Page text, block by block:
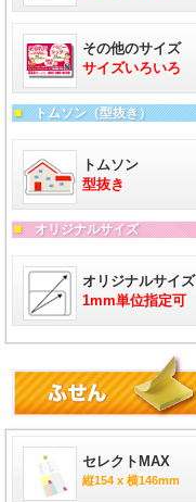
その他のサイズ
サイズいろいろ
■トムソン（型抜き）
トムソン
型抜き
■オリジナルサイズ
オリジナルサイズ
1mm単位指定可
セレクトMAX
縦154 x 横146mm